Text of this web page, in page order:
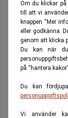
Om du klickar på
till att vi
knappen “Mer
eller godkänna.
genom att klicka
Du kan när
på “hantera
Du kan
Vi använder